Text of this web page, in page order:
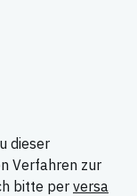
dieser
Verfahren zur
bitte per versa